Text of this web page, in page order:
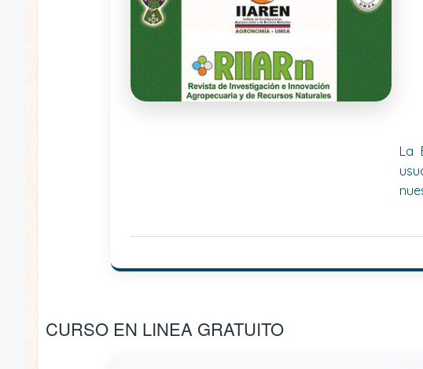
La
CURSO EN LINEA GRATUITO